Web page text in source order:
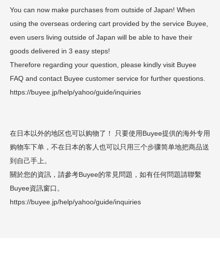
You can now make purchases from outside of Japan! When
using the overseas ordering cart provided by the service Buyee,
even users living outside of Japan will be able to have their
goods delivered in 3 easy steps!
Therefore regarding your question, please kindly visit Buyee
FAQ and contact Buyee customer service for further questions.
https://buyee.jp/help/yahoo/guide/inquiries
在日本以外的地区也可以购物了！ 只要使用Buyee提供的海外专用
购物车下单，不在日本的客人也可以只用三个步骤简单地把商品送
到自己手上。
關於您的資訊，請參考Buyee的常見問題，如有任何問題請聯繫
Buyee資訊窗口。
https://buyee.jp/help/yahoo/guide/inquiries